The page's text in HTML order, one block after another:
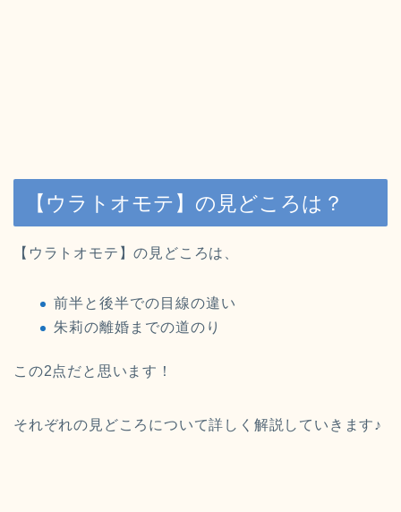
【ウラトオモテ】の見どころは？
【ウラトオモテ】の見どころは、
前半と後半での目線の違い
朱莉の離婚までの道のり
この2点だと思います！
それぞれの見どころについて詳しく解説していきます♪